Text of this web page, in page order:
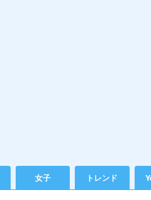
女子 トレンド